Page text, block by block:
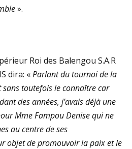
».
Roi des Balengou S.A.R
dira: «Parlant du tournoi de la
sans toutefois le connaître car
des années, j’avais déjà une
Mme Fampou Denise qui ne
au centre de ses
objet de promouvoir la paix et le